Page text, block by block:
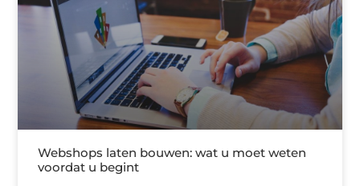
Webshops laten bouwen: wat u moet weten
voordat u begint